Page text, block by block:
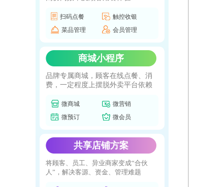
扫码点餐
触控收银
菜品管理
会员管理
商城小程序
品牌专属商城，顾客在线点餐、消
费，一定程度上摆脱外卖平台依赖
微商城
微营销
微预订
微会员
共享店铺方案
将顾客、员工、异业商家变成“合伙
人”，解决客源、资金、管理难题